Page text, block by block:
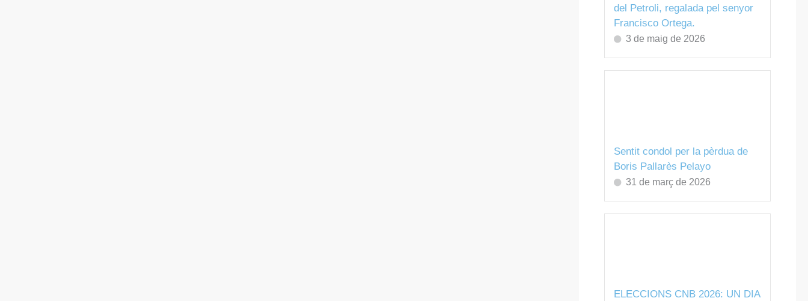
del Petroli, regalada pel senyor
Francisco Ortega.
3 de maig de 2026
Sentit condol per la pèrdua de
Boris Pallarès Pelayo
31 de març de 2026
ELECCIONS CNB 2026: UN DIA